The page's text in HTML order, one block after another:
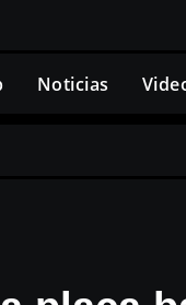
Noticias